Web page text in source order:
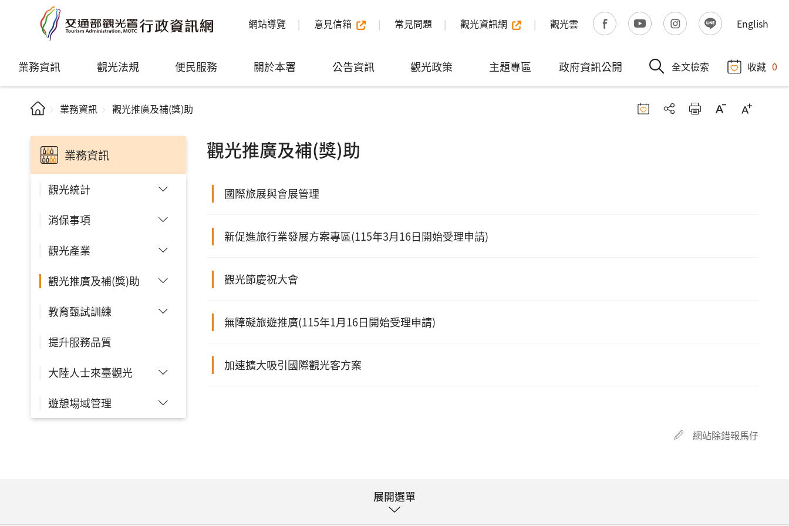
網站導覽 意見信箱 常見問題 觀光資訊網 觀光雲 English
業務資訊 觀光法規 便民服務 關於本署 公告資訊 觀光政策 主題專區 政府資訊公開 全文檢索 收藏 0
業務資訊 觀光推廣及補(獎)助
業務資訊
觀光統計
消保事項
觀光產業
觀光推廣及補(獎)助
教育甄試訓練
提升服務品質
大陸人士來臺觀光
遊憩場域管理
觀光推廣及補(獎)助
國際旅展與會展管理
新促進旅行業發展方案專區(115年3月16日開始受理申請)
觀光節慶祝大會
無障礙旅遊推廣(115年1月16日開始受理申請)
加速擴大吸引國際觀光客方案
網站除錯報馬仔
展開選單